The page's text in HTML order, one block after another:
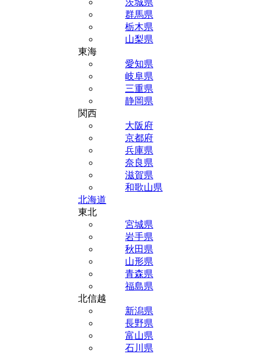
茨城県
群馬県
栃木県
山梨県
東海
愛知県
岐阜県
三重県
静岡県
関西
大阪府
京都府
兵庫県
奈良県
滋賀県
和歌山県
北海道
東北
宮城県
岩手県
秋田県
山形県
青森県
福島県
北信越
新潟県
長野県
富山県
石川県